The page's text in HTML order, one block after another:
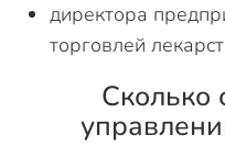
директора
торговлей
Сколько